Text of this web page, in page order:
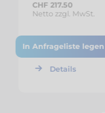
CHF 217.50
Netto zzgl. MwSt.
In Anfrageliste legen
Details